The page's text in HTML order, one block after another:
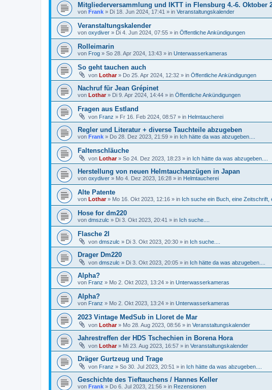
Mitgliederversammlung und IKTT in Flensburg 4.-6. Oktober
von Frank » Di 18. Jun 2024, 17:41 » in Veranstaltungskalender
Veranstaltungskalender
von oxydiver » Di 4. Jun 2024, 07:55 » in Öffentliche Ankündigungen
Rolleimarin
von Frog » So 28. Apr 2024, 13:43 » in Unterwasserkameras
So geht tauchen auch
von Lothar» Do 25. Apr 2024, 12:32 » in Öffentliche Ankündigungen
Nachruf für Jean Grépinet
von Lothar» Di 9. Apr 2024, 14:44 » in Öffentliche Ankündigungen
Fragen aus Estland
von Franz » Fr 16. Feb 2024, 08:57 » in Helmtaucherei
Regler und Literatur + diverse Tauchteile abzugeben
von Frank » Do 28. Dez 2023, 21:59 » in Ich hätte da was abzugeben....
Faltenschläuche
von Lothar» So 24. Dez 2023, 18:23 » in Ich hätte da was abzugeben....
Herstellung von neuen Helmtauchanzügen in Japan
von oxydiver » Mo 4. Dez 2023, 16:28 » in Helmtaucherei
Alte Patente
von Lothar» Mo 16. Okt 2023, 12:16 » in Ich suche ein Buch, eine Zeitschrift,
Hose for dm220
von dmszulc » Di 3. Okt 2023, 20:41 » in Ich suche....
Flasche 2l
von dmszulc » Di 3. Okt 2023, 20:30 » in Ich suche....
Drager Dm220
von dmszulc » Di 3. Okt 2023, 20:05 » in Ich hätte da was abzugeben....
Alpha?
von Franz » Mo 2. Okt 2023, 13:24 » in Unterwasserkameras
Alpha?
von Franz » Mo 2. Okt 2023, 13:24 » in Unterwasserkameras
2023 Vintage MedSub in Lloret de Mar
von Lothar» Mo 28. Aug 2023, 08:56 » in Veranstaltungskalender
Jahrestreffen der HDS Tschechien in Borena Hora
von Lothar» Mi 23. Aug 2023, 16:57 » in Veranstaltungskalender
Dräger Gurtzeug und Trage
von Franz » So 30. Jul 2023, 20:51 » in Ich hätte da was abzugeben....
Geschichte des Tieftauchens / Hannes Keller
von Frank » Do 6. Jul 2023, 21:56 » in Rezensionen